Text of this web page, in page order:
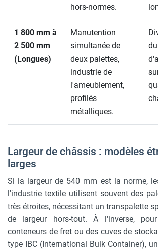
hors-normes.
1 800 mm à
2 500 mm
(Longues)
Manutention
simultanée de
deux palettes,
industrie de
l'ameublement,
profilés
métalliques.
Largeur de châssis : modèles
larges
Si la largeur de 540 mm est la norme,
l'industrie textile utilisent souvent des
très étroites, nécessitant un transpalette
de largeur hors-tout. À l'inverse,
conteneurs de fret ou des cuves de
type IBC (International Bulk Container),